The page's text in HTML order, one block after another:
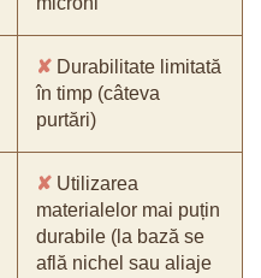
✘ Durabilitate limitată
în timp (câteva
purtări)
✘ Utilizarea
materialelor mai puțin
durabile (la bază se
află nichel sau aliaje